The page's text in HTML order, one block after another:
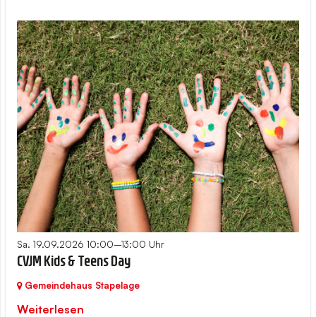
Sa. 19.09.2026 10:00–13:00 Uhr
CVJM Kids & Teens Day
Gemeindehaus Stapelage
Weiterlesen